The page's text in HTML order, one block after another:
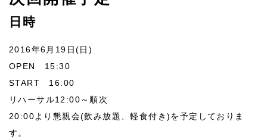
日時
2016年6月19日(日)
OPEN 15:30
START 16:00
リハーサル12:00～順次
20:00より懇親会(飲み放題、軽食付き)を予定しておりま
す。